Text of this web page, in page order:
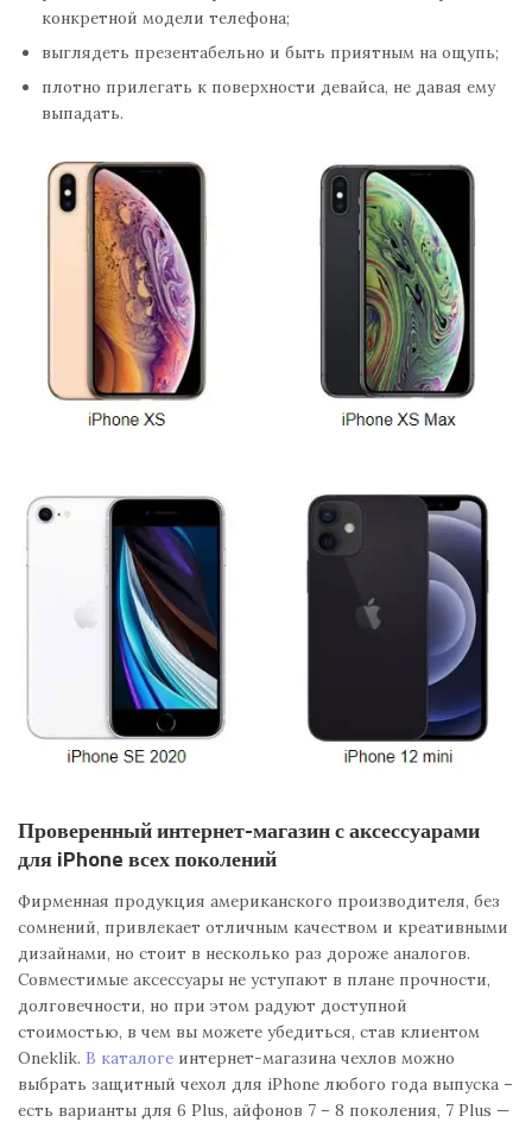
конкретной модели телефона;
выглядеть презентабельно и быть приятным на ощупь;
плотно прилегать к поверхности девайса, не давая ему
выпадать.
Проверенный интернет-магазин с аксессуарами
для iPhone всех поколений
Фирменная продукция американского производителя, без
сомнений, привлекает отличным качеством и креативными
дизайнами, но стоит в несколько раз дороже аналогов.
Совместимые аксессуары не уступают в плане прочности,
долговечности, но при этом радуют доступной
стоимостью, в чем вы можете убедиться, став клиентом
Oneklik. В каталоге интернет-магазина чехлов можно
выбрать защитный чехол для iPhone любого года выпуска –
есть варианты для 6 Plus, айфонов 7 – 8 поколения, 7 Plus —